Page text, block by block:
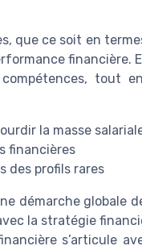
que ce soit en
financière.
tout
la masse
financières
des profils rares
démarche globale
la stratégie
s’articule